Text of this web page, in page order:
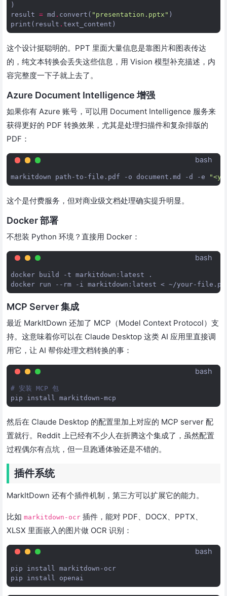
)
result = md . convert ( "presentation.pptx" )
print ( result . text_content )
这个设计挺聪明的。PPT 里面大量信息是靠图片和图表传达
的，纯文本转换会丢失这些信息，用 Vision 模型补充描述，内
容完整度一下子就上去了。
Azure Document Intelligence 增强
如果你有 Azure 账号，可以用 Document Intelligence 服务来
获得更好的 PDF 转换效果，尤其是处理扫描件和复杂排版的
PDF：
bash
markitdown path-to-file.pdf -o document.md -d -e
这个是付费服务，但对商业级文档处理确实提升明显。
Docker 部署
不想装 Python 环境？直接用 Docker：
bash
docker build -t markitdown:latest
.
docker
run --rm -i markitdown:latest < ~/your-
MCP Server 集成
最近 MarkItDown 还加了 MCP（Model Context Protocol）支
持。这意味着你可以在 Claude Desktop 这类 AI 应用里直接调
用它，让 AI 帮你处理文档转换的事：
bash
# 安装 MCP 包
pip
install
然后在 Claude Desktop 的配置里加上对应的 MCP server 配
置就行。Reddit 上已经有不少人在折腾这个集成了，虽然配置
过程偶尔有点坑，但一旦跑通体验还是不错的。
插件系统
MarkItDown 还有个插件机制，第三方可以扩展它的能力。
比如 markitdown-ocr 插件，能对 PDF、DOCX、PPTX、
XLSX 里面嵌入的图片做 OCR 识别：
bash
pip install
markitdown-ocr
pip
install